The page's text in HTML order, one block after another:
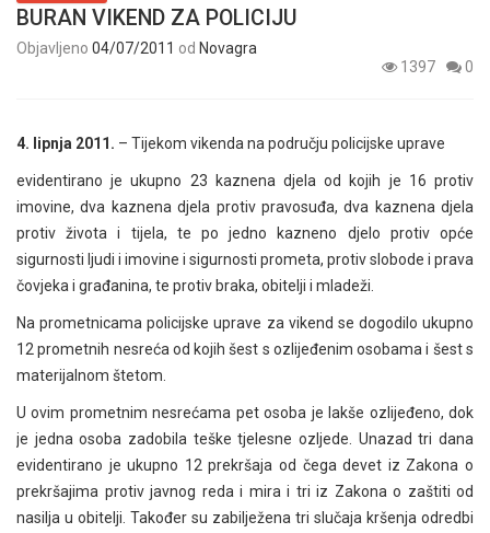
BURAN VIKEND ZA POLICIJU
Objavljeno 04/07/2011 od Novagra
1397
0
4. lipnja 2011. – Tijekom vikenda na području policijske uprave
evidentirano je ukupno 23 kaznena djela od kojih je 16 protiv
imovine, dva kaznena djela protiv pravosuđa, dva kaznena djela
protiv života i tijela, te po jedno kazneno djelo protiv opće
sigurnosti ljudi i imovine i sigurnosti prometa, protiv slobode i prava
čovjeka i građanina, te protiv braka, obitelji i mladeži.
Na prometnicama policijske uprave za vikend se dogodilo ukupno
12 prometnih nesreća od kojih šest s ozlijeđenim osobama i šest s
materijalnom štetom.
U ovim prometnim nesrećama pet osoba je lakše ozlijeđeno, dok
je jedna osoba zadobila teške tjelesne ozljede. Unazad tri dana
evidentirano je ukupno 12 prekršaja od čega devet iz Zakona o
prekršajima protiv javnog reda i mira i tri iz Zakona o zaštiti od
nasilja u obitelji. Također su zabilježena tri slučaja kršenja odredbi